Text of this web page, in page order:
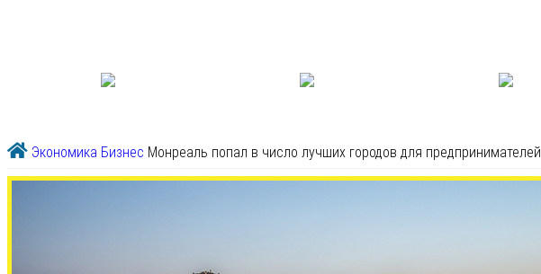
Экономика Бизнес Монреаль попал в число лучших городов для предпринимателей